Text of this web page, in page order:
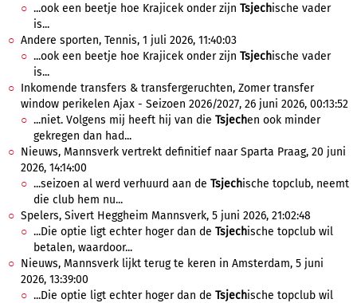
...ook een beetje hoe Krajicek onder zijn Tsjechische vader
is...
Andere sporten, Tennis, 1 juli 2026, 11:40:03
...ook een beetje hoe Krajicek onder zijn Tsjechische vader
is...
Inkomende transfers & transfergeruchten, Zomer transfer
window perikelen Ajax - Seizoen 2026/2027, 26 juni 2026, 00:13:52
...niet. Volgens mij heeft hij van die Tsjechen ook minder
gekregen dan had...
Nieuws, Mannsverk vertrekt definitief naar Sparta Praag, 20 juni
2026, 14:14:00
...seizoen al werd verhuurd aan de Tsjechische topclub, neemt
die club hem nu...
Spelers, Sivert Heggheim Mannsverk, 5 juni 2026, 21:02:48
...Die optie ligt echter hoger dan de Tsjechische topclub wil
betalen, waardoor...
Nieuws, Mannsverk lijkt terug te keren in Amsterdam, 5 juni
2026, 13:39:00
...Die optie ligt echter hoger dan de Tsjechische topclub wil